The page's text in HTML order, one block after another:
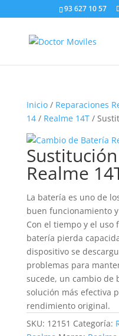
93 627 10 57
Inicio/ Reparaciones
14/ Realme 14T/
Realme
La batería es uno de
buen funcionamiento
Con el tiempo y el uso
batería pierda
dispositivo se
problemas para
sucede, un cambio de
solución más efectiva
rendimiento original.
SKU: 12151 Categoría: